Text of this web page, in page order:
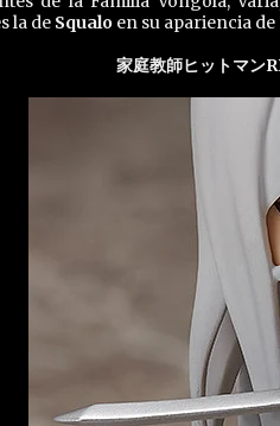
la de Squaloen su apariencia de
家庭教師ヒットマン